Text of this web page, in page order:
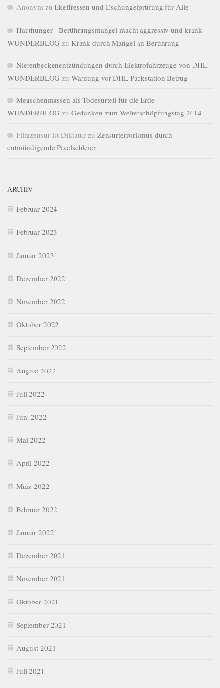
Anonym zu Ekelfressen und Dschungelprüfung für Alle
Hauthunger - Berührungsmangel macht aggressiv und krank -
WUNDERBLOG zu Krank durch Mangel an Berührung
Nierenbeckenentzündungen durch Elektrofahrzeuge von DHL -
WUNDERBLOG zu Warnung vor DHL Packstation Betrug
Menschenmassen als Todesurteil für die Erde -
WUNDERBLOG zu Gedanken zum Welterschöpfungstag 2014
Filmzensur ist Diktatur zu Zensurterrorismus durch
entmündigende Pixelschleier
ARCHIV
Februar 2024
Februar 2023
Januar 2023
Dezember 2022
November 2022
Oktober 2022
September 2022
August 2022
Juli 2022
Juni 2022
Mai 2022
April 2022
März 2022
Februar 2022
Januar 2022
Dezember 2021
November 2021
Oktober 2021
September 2021
August 2021
Juli 2021